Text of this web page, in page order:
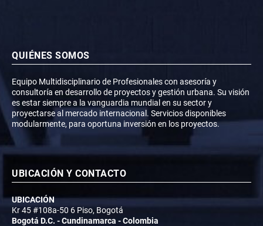
QUIÉNES SOMOS
Equipo Multidisciplinario de Profesionales con asesoría y
consultoría en desarrollo de proyectos y gestión urbana. Su visión
es estar siempre a la vanguardia mundial en su sector y
proyectarse al mercado internacional. Servicios disponibles
modularmente, para oportuna inversión en los proyectos.
UBICACIÓN Y CONTACTO
UBICACIÓN
Kr 45 #108a-50 6 Piso, Bogotá
Bogotá D.C. - Cundinamarca - Colombia